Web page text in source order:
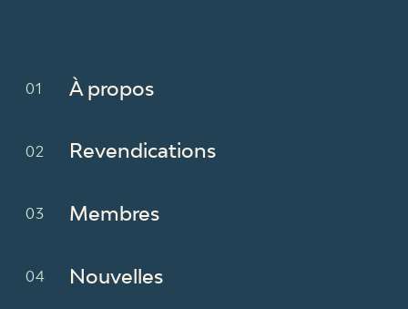
À propos
Revendications
Membres
Nouvelles